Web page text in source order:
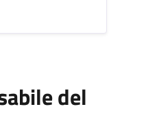
del